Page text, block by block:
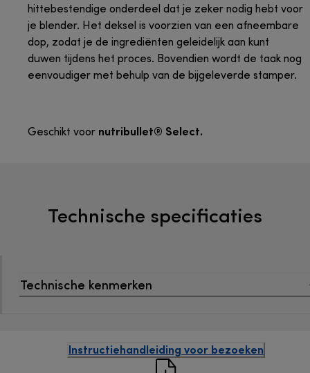
hittebestendige onderdeel dat je zeker nodig hebt voor
je blender. Het deksel is voorzien van een afneembare
dop, zodat je de ingrediënten geleidelijk aan kunt
duwen tijdens het proces. Bovendien wordt de taak nog
eenvoudiger met behulp van de bijgeleverde stamper.
Geschikt voor nutribullet® Select.
Technische specificaties
Technische kenmerken
Instructiehandleiding voor bezoeken